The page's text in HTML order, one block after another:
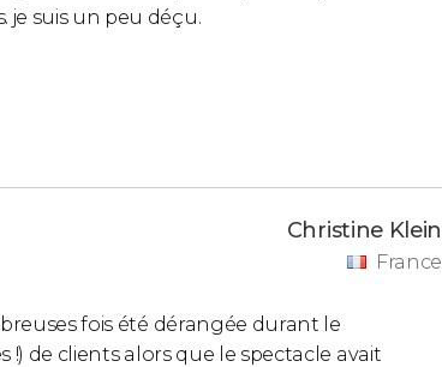
je suis un peu déçu.
Christine Klein
France
fois été dérangée durant le
!) de clients alors que le spectacle avait